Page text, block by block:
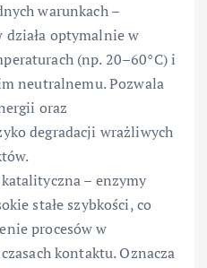
warunkach –
działa optymalnie w
(np. 20–60°C) i
neutralnemu. Pozwala
oraz
degradacji wrażliwych
katalityczna – enzymy
stałe szybkości, co
procesów w
kontaktu. Oznacza